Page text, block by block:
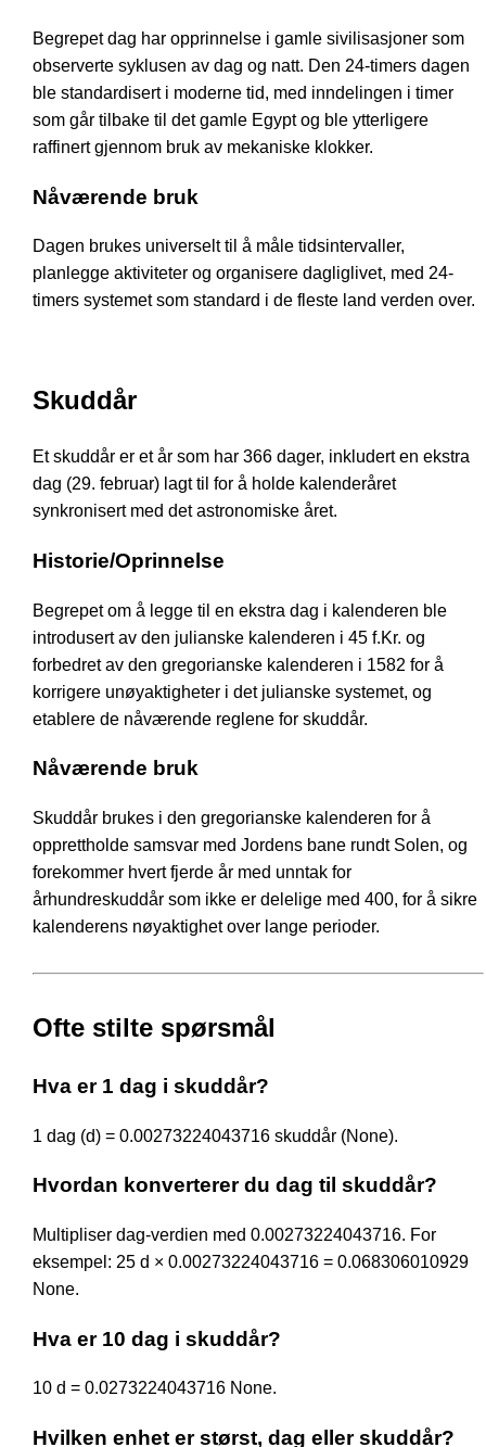
Begrepet dag har opprinnelse i gamle sivilisasjoner som
observerte syklusen av dag og natt. Den 24-timers dagen
ble standardisert i moderne tid, med inndelingen i timer
som går tilbake til det gamle Egypt og ble ytterligere
raffinert gjennom bruk av mekaniske klokker.
Nåværende bruk
Dagen brukes universelt til å måle tidsintervaller,
planlegge aktiviteter og organisere dagliglivet, med 24-
timers systemet som standard i de fleste land verden over.
Skuddår
Et skuddår er et år som har 366 dager, inkludert en ekstra
dag (29. februar) lagt til for å holde kalenderåret
synkronisert med det astronomiske året.
Historie/Oprinnelse
Begrepet om å legge til en ekstra dag i kalenderen ble
introdusert av den julianske kalenderen i 45 f.Kr. og
forbedret av den gregorianske kalenderen i 1582 for å
korrigere unøyaktigheter i det julianske systemet, og
etablere de nåværende reglene for skuddår.
Nåværende bruk
Skuddår brukes i den gregorianske kalenderen for å
opprettholde samsvar med Jordens bane rundt Solen, og
forekommer hvert fjerde år med unntak for
århundreskuddår som ikke er delelige med 400, for å sikre
kalenderens nøyaktighet over lange perioder.
Ofte stilte spørsmål
Hva er 1 dag i skuddår?
1 dag (d) = 0.00273224043716 skuddår (None).
Hvordan konverterer du dag til skuddår?
Multipliser dag-verdien med 0.00273224043716. For
eksempel: 25 d × 0.00273224043716 = 0.068306010929
None.
Hva er 10 dag i skuddår?
10 d = 0.0273224043716 None.
Hvilken enhet er størst, dag eller skuddår?